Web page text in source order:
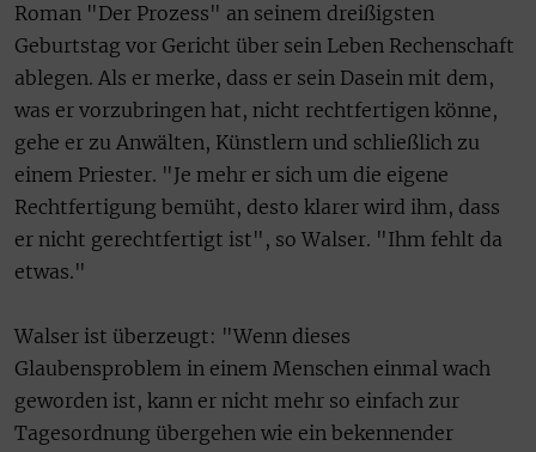
Roman "Der Prozess" an seinem dreißigsten
Geburtstag vor Gericht über sein Leben Rechenschaft
ablegen. Als er merke, dass er sein Dasein mit dem,
was er vorzubringen hat, nicht rechtfertigen könne,
gehe er zu Anwälten, Künstlern und schließlich zu
einem Priester. "Je mehr er sich um die eigene
Rechtfertigung bemüht, desto klarer wird ihm, dass
er nicht gerechtfertigt ist", so Walser. "Ihm fehlt da
etwas."
Walser ist überzeugt: "Wenn dieses
Glaubensproblem in einem Menschen einmal wach
geworden ist, kann er nicht mehr so einfach zur
Tagesordnung übergehen wie ein bekennender